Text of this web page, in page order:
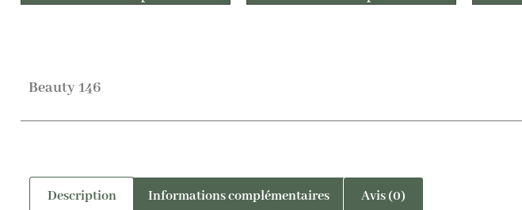
Beauty 146
Description Informations complémentaires Avis (0)